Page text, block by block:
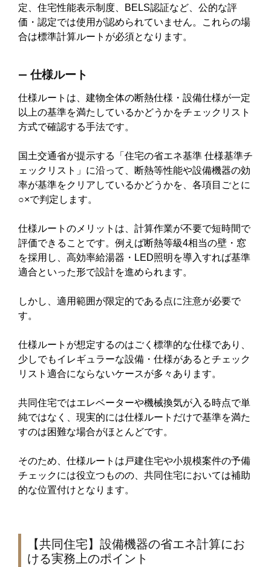
定、住宅性能表示制度、BELS認証など、公的な評
価・認定では使用が認められていません。これらの場
合は標準計算ルートが必須となります。
― 仕様ルート
仕様ルートは、建物全体の断熱仕様・設備仕様が一定
以上の基準を満たしているかどうかをチェックリスト
方式で確認する手法です。
国土交通省が提示する「住宅の省エネ基準 仕様基準チ
ェックリスト」に沿って、断熱等性能や設備機器の効
率が基準をクリアしているかどうかを、各項目ごとに
○×で判定します。
仕様ルートのメリットは、計算作業が不要で短時間で
評価できることです。例えば断熱等級4相当の壁・窓
を採用し、高効率給湯器・LED照明を導入すれば基準
適合といった形で設計を進められます。
しかし、適用範囲が限定的である点に注意が必要で
す。
仕様ルートが想定するのはごく標準的な仕様であり、
少しでもイレギュラーな設備・仕様があるとチェック
リスト適合にならないケースが多々あります。
共同住宅ではエレベーターや機械換気が入る時点で単
純ではなく、現実的には仕様ルートだけで基準を満た
すのは困難な場合がほとんどです。
そのため、仕様ルートは戸建住宅や小規模案件の予備
チェックには役立つものの、共同住宅においては補助
的な位置付けとなります。
【共同住宅】設備機器の省エネ計算にお
ける実務上のポイント